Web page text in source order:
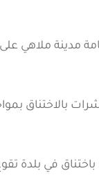
مدينة ملاهي
باختناق في بلدة